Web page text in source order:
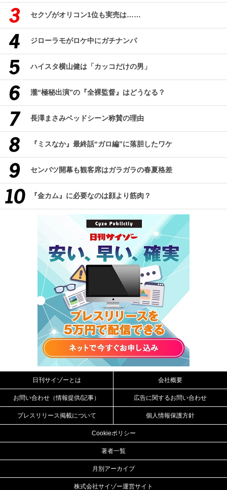
セクゾがオリコン1位も実売は……
ジローラモがロケ中にガチナンパ
ハイスタ横山健は「カッコだけの男」
瀧“極秘出演”の『全裸監督』はどうなる？
長澤まさみベッドシーン称賛の理由
『ミスなか』最終話“ガロ編”に落胆したワケ
センバツ開幕も観客席はガラガラの春夏格差
『金カム』に必要なのは顔より筋肉？
日刊サイゾーとは 会社概要
お問い合わせ（情報提供/記事） 広告に関するお問い合わせ
プレスリリース掲載について 個人情報保護方針
Cookieポリシー
著者一覧
月別アーカイブ
株式会社サイゾー運営サイト